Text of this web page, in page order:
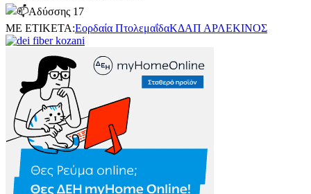
Αδύσσης 17
ΜΕ ΕΤΙΚΕΤΑ:Εορδαία ΠτολεμαΐδαΚΔΑΠ ΑΡΛΕΚΙΝΟΣ